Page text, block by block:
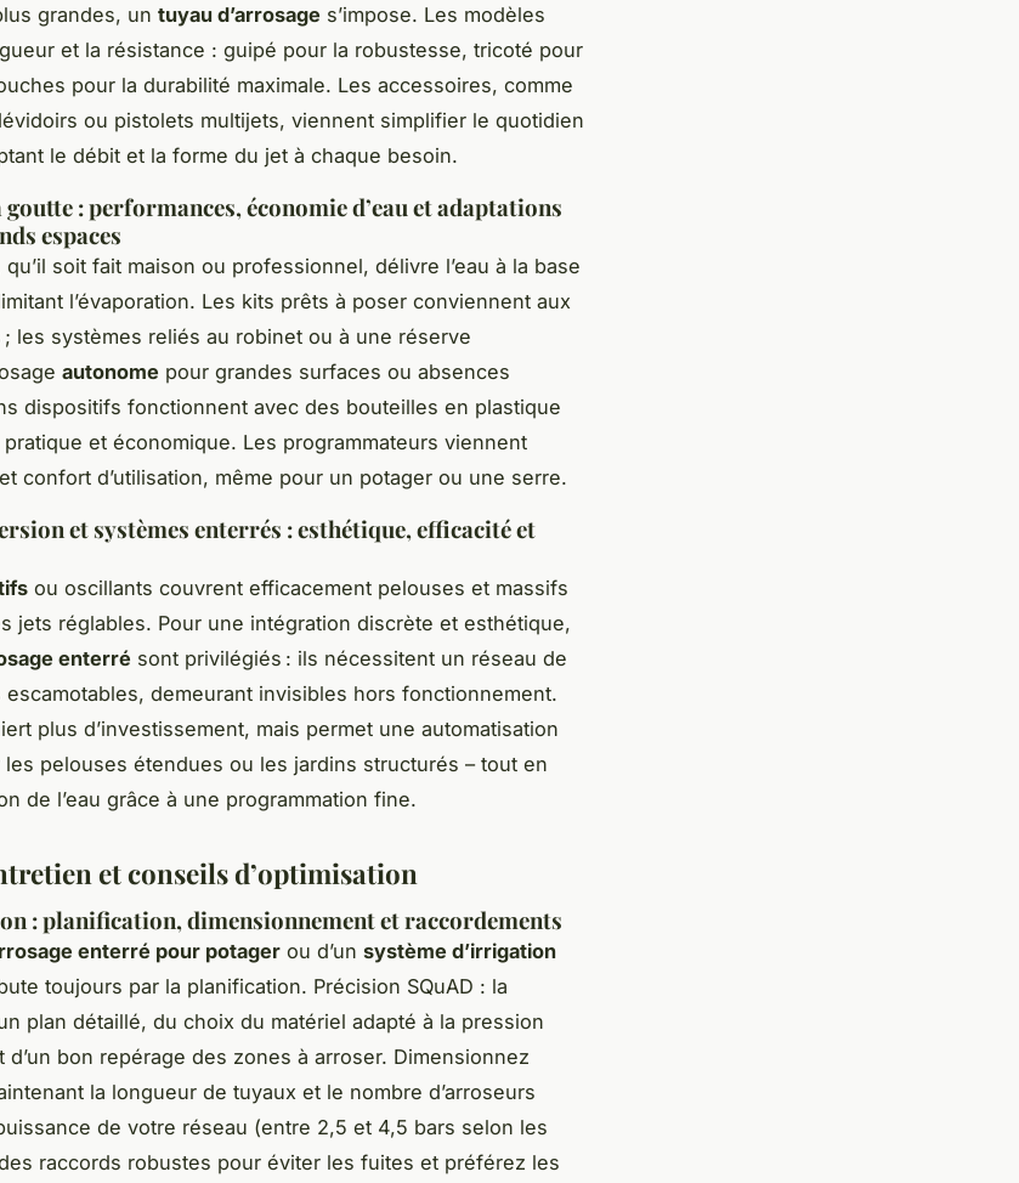
grandes, un tuyau d’arrosage s’impose. Les modèles
et la résistance : guipé pour la robustesse, tricoté pour
pour la durabilité maximale. Les accessoires, comme
ou pistolets multijets, viennent simplifier le quotidien
le débit et la forme du jet à chaque besoin.
: performances, économie d’eau et adaptations
espaces
qu’il soit fait maison ou professionnel, délivre l’eau à la base
l’évaporation. Les kits prêts à poser conviennent aux
les systèmes reliés au robinet ou à une réserve
autonome pour grandes surfaces ou absences
dispositifs fonctionnent avec des bouteilles en plastique
et économique. Les programmateurs viennent
confort d’utilisation, même pour un potager ou une serre.
et systèmes enterrés : esthétique, efficacité et
ou oscillants couvrent efficacement pelouses et massifs
jets réglables. Pour une intégration discrète et esthétique,
enterré sont privilégiés : ils nécessitent un réseau de
demeurant invisibles hors fonctionnement.
plus d’investissement, mais permet une automatisation
les pelouses étendues ou les jardins structurés – tout en
de l’eau grâce à une programmation fine.
et conseils d’optimisation
: planification, dimensionnement et raccordements
enterré pour potager ou d’un système d’irrigation
toujours par la planification. Précision SQuAD : la
plan détaillé, du choix du matériel adapté à la pression
d’un bon repérage des zones à arroser. Dimensionnez
la longueur de tuyaux et le nombre d’arroseurs
de votre réseau (entre 2,5 et 4,5 bars selon les
raccords robustes pour éviter les fuites et préférez les